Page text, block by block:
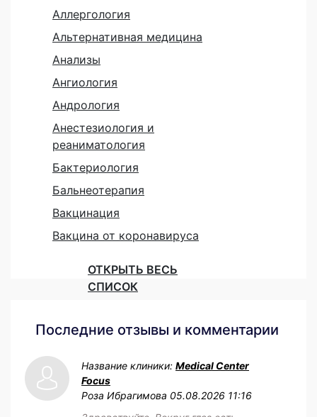
Аллергология
Альтернативная медицина
Анализы
Ангиология
Андрология
Анестезиология и
реаниматология
Бактериология
Бальнеотерапия
Вакцинация
Вакцина от коронавируса
ОТКРЫТЬ ВЕСЬ
СПИСОК
Последние отзывы и комментарии
Название клиники: Medical Center
Focus
Роза Ибрагимова 05.08.2026 11:16